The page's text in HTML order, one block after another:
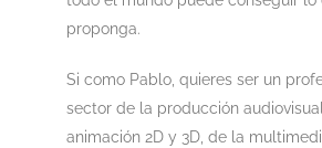
proponga.
Si como Pablo, quieres ser un
sector de la producción
animación 2D y 3D, de la